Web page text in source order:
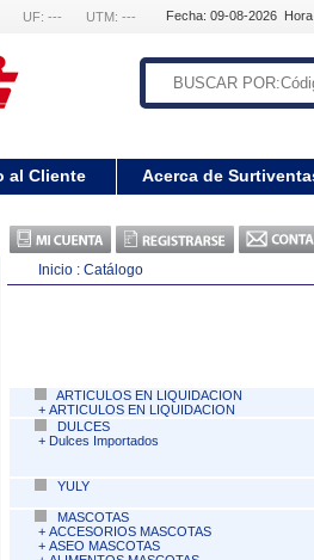
UF: --- UTM: --- Fecha: 09-08-2026
al Cliente Acerca de
Inicio : Catálogo
ARTICULOS EN LIQUIDACION
+ ARTICULOS EN LIQUIDACION
DULCES
+ Dulces Importados
YULY
MASCOTAS
+ ACCESORIOS MASCOTAS
+ ASEO MASCOTAS